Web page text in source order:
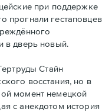
при поддержке
прогнали гестаповцев
в дверь новый.
Стайн
восстания, но в
момент немецкой
с анекдотом история